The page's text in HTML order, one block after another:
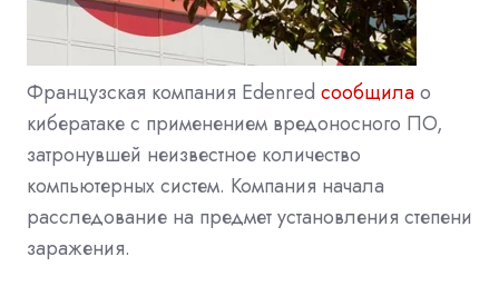
Французская компания Edenred сообщилао
кибератаке с применением вредоносного ПО,
затронувшей неизвестное количество
компьютерных систем. Компания начала
расследование на предмет установления степени
заражения.